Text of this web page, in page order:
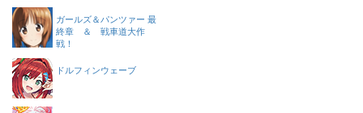
ガールズ＆パンツァー 最
終章 ＆ 戦車道大作
戦！
ドルフィンウェーブ